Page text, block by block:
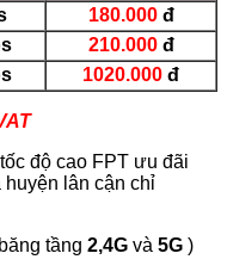
180.000 đ
210.000 đ
1020.000 đ
độ cao FPT ưu đãi
huyện lân cận chỉ
tầng 2,4G và 5G )